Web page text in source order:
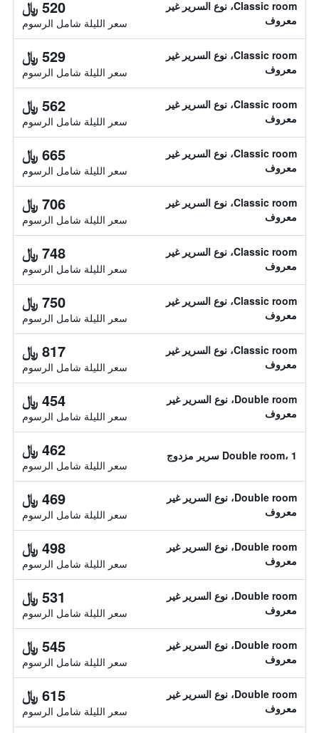
Classic room، نوع السرير غير
معروف
520 ﷼
سعر الليلة شامل الرسوم
Classic room، نوع السرير غير
معروف
529 ﷼
سعر الليلة شامل الرسوم
Classic room، نوع السرير غير
معروف
562 ﷼
سعر الليلة شامل الرسوم
Classic room، نوع السرير غير
معروف
665 ﷼
سعر الليلة شامل الرسوم
Classic room، نوع السرير غير
معروف
706 ﷼
سعر الليلة شامل الرسوم
Classic room، نوع السرير غير
معروف
748 ﷼
سعر الليلة شامل الرسوم
Classic room، نوع السرير غير
معروف
750 ﷼
سعر الليلة شامل الرسوم
Classic room، نوع السرير غير
معروف
817 ﷼
سعر الليلة شامل الرسوم
Double room، نوع السرير غير
معروف
454 ﷼
سعر الليلة شامل الرسوم
Double room، 1 سرير مزدوج 462 ﷼
سعر الليلة شامل الرسوم
Double room، نوع السرير غير
معروف
469 ﷼
سعر الليلة شامل الرسوم
Double room، نوع السرير غير
معروف
498 ﷼
سعر الليلة شامل الرسوم
Double room، نوع السرير غير
معروف
531 ﷼
سعر الليلة شامل الرسوم
Double room، نوع السرير غير
معروف
545 ﷼
سعر الليلة شامل الرسوم
Double room، نوع السرير غير
معروف
615 ﷼
سعر الليلة شامل الرسوم